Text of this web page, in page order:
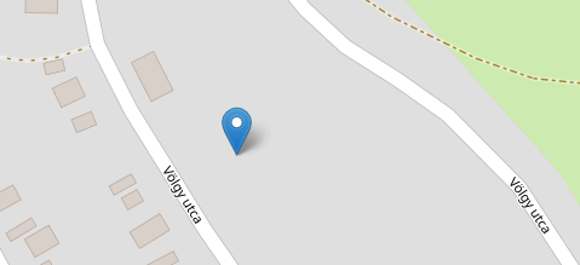
Bükkszentkereszt a térképen